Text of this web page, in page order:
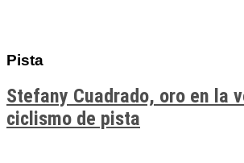
Pista
Stefany Cuadrado, oro en la
ciclismo de pista